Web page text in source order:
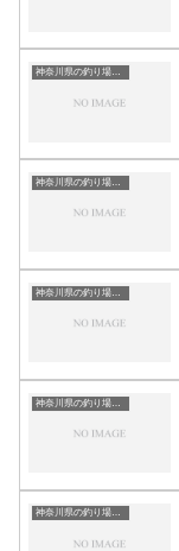
神奈川県の釣り場一覧
神奈川県の釣り場一覧
神奈川県の釣り場一覧
神奈川県の釣り場一覧
神奈川県の釣り場一覧